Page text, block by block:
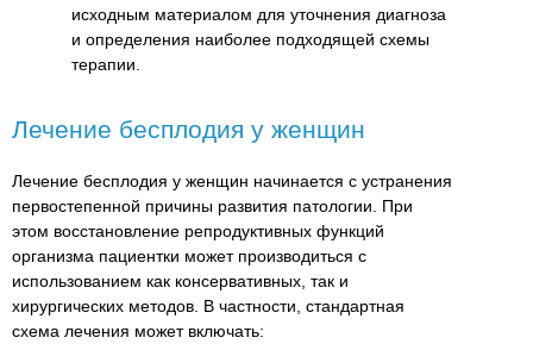
исходным материалом для уточнения диагноза
и определения наиболее подходящей схемы
терапии.
Лечение бесплодия у женщин
Лечение бесплодия у женщин начинается с устранения
первостепенной причины развития патологии. При
этом восстановление репродуктивных функций
организма пациентки может производиться с
использованием как консервативных, так и
хирургических методов. В частности, стандартная
схема лечения может включать: